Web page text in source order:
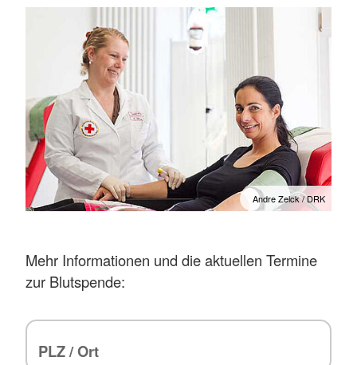
Andre Zelck / DRK
Mehr Informationen und die aktuellen Termine
zur Blutspende: